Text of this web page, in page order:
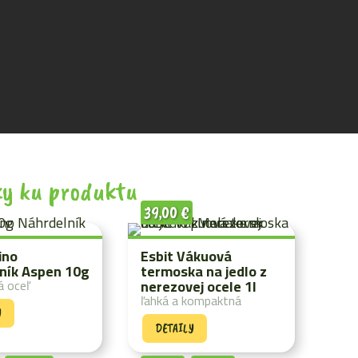
ku produktu
Aspen 10g
oceľ
Esbit Vákuová
termoska na jedlo z
nerezovej ocele 1l
39,00€
ľahká a kompaktná
DETAILY